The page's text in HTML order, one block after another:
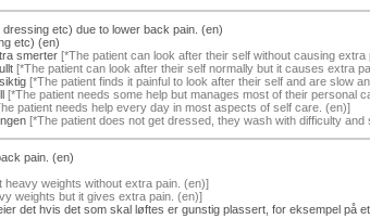
etc) due to lower back pain. (en)
etc) (en)
smerter [*The patient can look after their self without causing extra
[*The patient can look after their self normally but it causes extra
[*The patient finds it painful to look after their self and are slow
[*The patient needs some help but manages most of their personal
patient needs help every day in most aspects of self care. (en)]
[*The patient does not get dressed, they wash with difficulty and
pain. (en)
heavy weights without extra pain. (en)]
weights but it gives extra pain. (en)]
det hvis det som skal løftes er gunstig plassert, for eksempel på